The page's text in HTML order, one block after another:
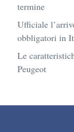
termine
Ufficiale
obbligatori in
Le
Peugeot